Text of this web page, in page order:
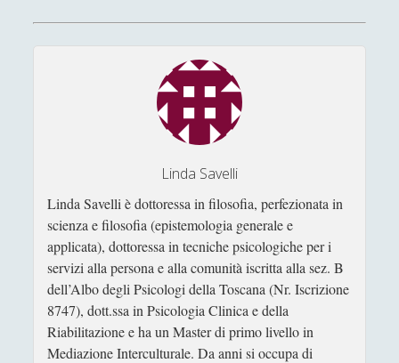
Stefano Bernini
Stefano Sabatini
Tullio Aebischer
Umberto Rossolini
Valeria Franco
Linda Savelli
Linda Savelli è dottoressa in filosofia, perfezionata in
scienza e filosofia (epistemologia generale e
applicata), dottoressa in tecniche psicologiche per i
servizi alla persona e alla comunità iscritta alla sez. B
dell’Albo degli Psicologi della Toscana (Nr. Iscrizione
8747), dott.ssa in Psicologia Clinica e della
Riabilitazione e ha un Master di primo livello in
Mediazione Interculturale. Da anni si occupa di